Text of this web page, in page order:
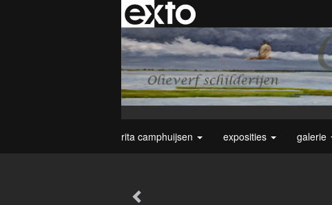
rita camphuijsen exposities galerie